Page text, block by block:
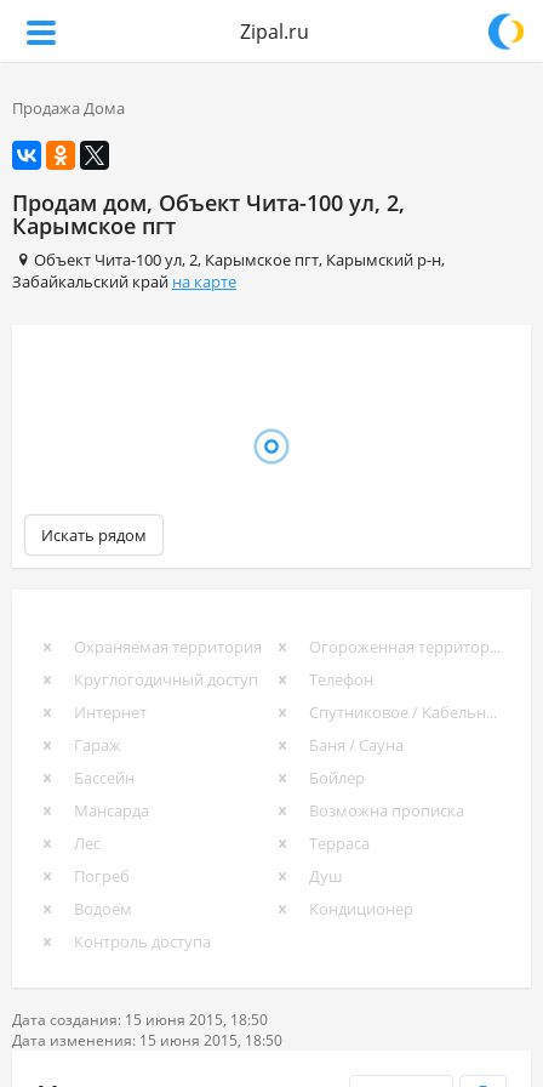
Zipal.ru
Продажа Дома
Продам дом, Объект Чита-100 ул, 2,
Карымское пгт
Объект Чита-100 ул,2, Карымское пгт, Карымский р-н,
Забайкальский край на карте
Искать рядом
Охраняемая территория
Огороженная территория
Круглогодичный доступ
Телефон
Интернет
Спутниковое / Кабельное ТВ
Гараж
Баня / Сауна
Бассейн
Бойлер
Мансарда
Возможна прописка
Лес
Терраса
Погреб
Душ
Водоем
Кондиционер
Контроль доступа
Дата создания: 15 июня 2015, 18:50
Дата изменения: 15 июня 2015, 18:50